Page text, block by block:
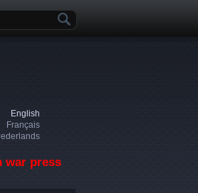
English
Français
war press